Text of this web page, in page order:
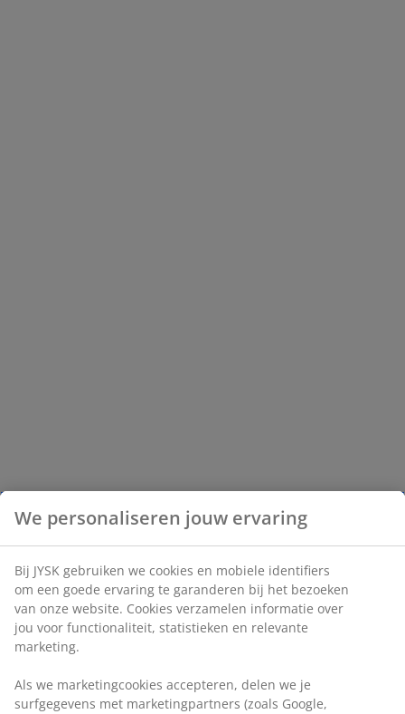
We personaliseren jouw ervaring
Bij JYSK gebruiken we cookies en mobiele identifiers
om een goede ervaring te garanderen bij het bezoeken
van onze website. Cookies verzamelen informatie over
jou voor functionaliteit, statistieken en relevante
marketing.
Als we marketingcookies accepteren, delen we je
surfgegevens met marketingpartners (zoals Google,